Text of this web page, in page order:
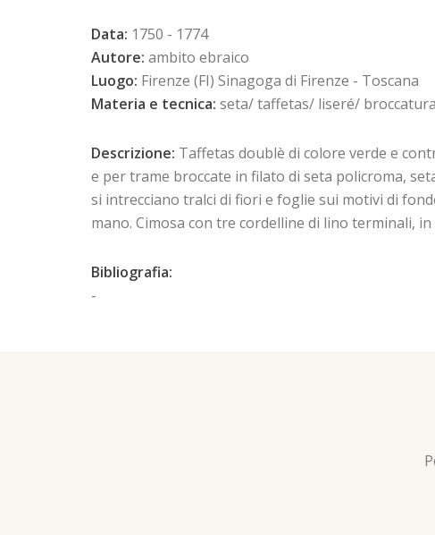
Data: 1750 - 1774
Autore: ambito ebraico
Luogo: Firenze (FI) Sinagoga di Firenze - Toscana
Materia e tecnica: seta/ taffetas/ liseré/
Descrizione: Taffetas doublè di colore verde e
e per trame broccate in filato di seta policroma,
si intrecciano tralci di fiori e foglie sui motivi di
mano. Cimosa con tre cordelline di lino terminali,
Bibliografia:
-